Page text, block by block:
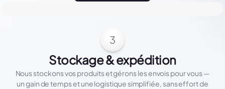
3
Stockage & expédition
Nous stockons vos produits et gérons les envois pour vous —
un gain de temps et une logistique simplifiée, sans effort de